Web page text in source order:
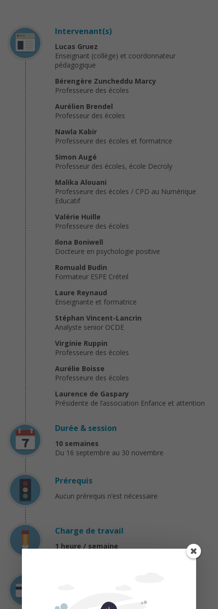
Intervenant(s)
Lucas Gruez
Enseignant (collège) et coordonnateur
pédagogique
Bérengère Zuncheddu Marcy
Professeure des écoles
Aurélien Brendel
Professeur des écoles
Nawla Kabir
Professeure des écoles et formatrice
Simon Augé
Professeur des écoles, école Decroly
Malika Alouani
Professeure des écoles / CPD au Numérique
Educatif
Valérie Huille
Professeure des écoles
Ilona Boniwell
Docteure en psychologie positive
Romuald Budin
Formateur ESPE Créteil
Laure Reynaud
Enseignante et formatrice
Stéphan Vincent-Lancrin
Analyste senior OCDE
Virginie Ruppin
Professeure des écoles
Aurélie Boisse
Professeure des écoles
Laurence de Gaspary
Présidente de l’association Enfance et attention
Durée & session
10 semaines
Du 16 septembre au 30 novembre
Prérequis
Aucun prérequis n’est nécessaire
Charge de travail
1 heure / semaine